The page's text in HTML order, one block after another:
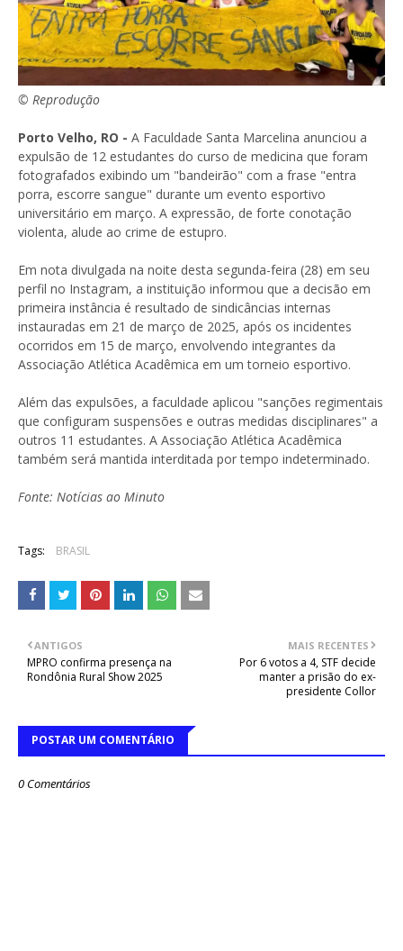
© Reprodução
Porto Velho, RO - A Faculdade Santa Marcelina anunciou a
expulsão de 12 estudantes do curso de medicina que foram
fotografados exibindo um "bandeirão" com a frase "entra
porra, escorre sangue" durante um evento esportivo
universitário em março. A expressão, de forte conotação
violenta, alude ao crime de estupro.
Em nota divulgada na noite desta segunda-feira (28) em seu
perfil no Instagram, a instituição informou que a decisão em
primeira instância é resultado de sindicâncias internas
instauradas em 21 de março de 2025, após os incidentes
ocorridos em 15 de março, envolvendo integrantes da
Associação Atlética Acadêmica em um torneio esportivo.
Além das expulsões, a faculdade aplicou "sanções regimentais
que configuram suspensões e outras medidas disciplinares" a
outros 11 estudantes. A Associação Atlética Acadêmica
também será mantida interditada por tempo indeterminado.
Fonte: Notícias ao Minuto
Tags: BRASIL
MAIS RECENTES
Por 6 votos a 4, STF decide
manter a prisão do ex-
presidente Collor
ANTIGOS
MPRO confirma presença na
Rondônia Rural Show 2025
POSTAR UM COMENTÁRIO
0 Comentários